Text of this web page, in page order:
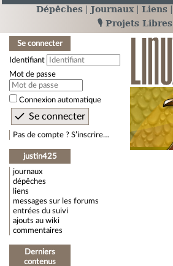
Dépêches Journaux Liens
🎙️ Projets Libres
Se connecter
Identifiant
Mot de passe
Connexion automatique
Pas de compte ? S’inscrire…
justin425
journaux
dépêches
liens
messages sur les forums
entrées du suivi
ajouts au wiki
commentaires
Derniers
contenus